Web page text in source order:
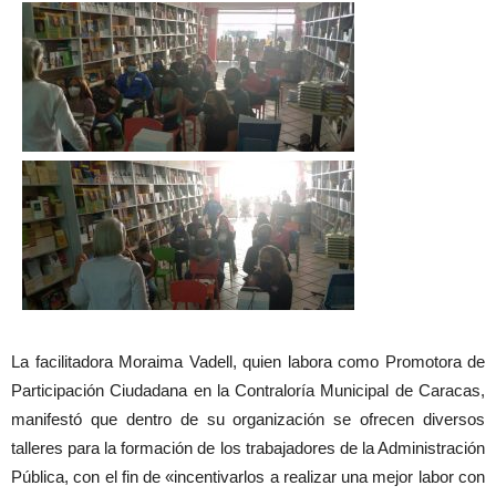
La facilitadora Moraima Vadell, quien labora como Promotora de
Participación Ciudadana en la Contraloría Municipal de Caracas,
manifestó que dentro de su organización se ofrecen diversos
talleres para la formación de los trabajadores de la Administración
Pública, con el fin de «incentivarlos a realizar una mejor labor con